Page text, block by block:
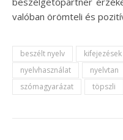
valóban örömteli és
beszélt nyelv kifejezések
nyelvhasználat
nyelvtan
szómagyarázat
töpszli